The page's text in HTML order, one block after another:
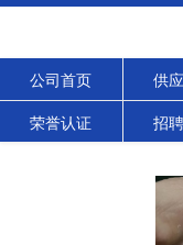
公司首页 供
荣誉认证 招